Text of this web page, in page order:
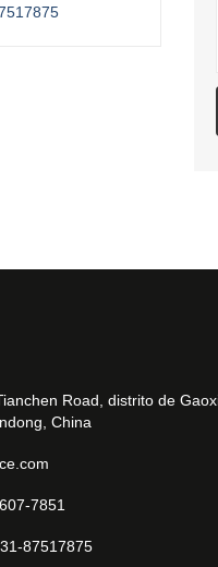
Road, distrito de
China
7851
87517875